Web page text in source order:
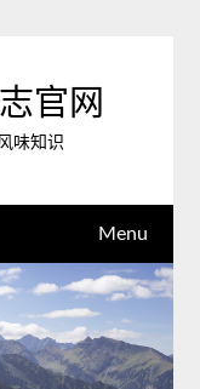
官网
味知识
Menu